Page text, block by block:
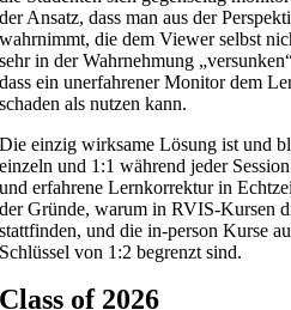
der Ansatz, dass man aus der
wahrnimmt, die dem Viewer selbst
sehr in der Wahrnehmung
dass ein unerfahrener Monitor dem
schaden als nutzen kann.
Die einzig wirksame Lösung ist und
einzeln und 1:1 während jeder
und erfahrene Lernkorrektur in
der Gründe, warum in RVIS-Kursen
stattfinden, und die in-person Kurse
Schlüssel von 1:2 begrenzt sind.
Class of 2026